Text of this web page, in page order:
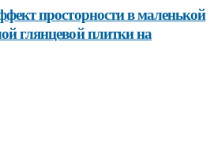
просторности в маленькой
глянцевой плитки на